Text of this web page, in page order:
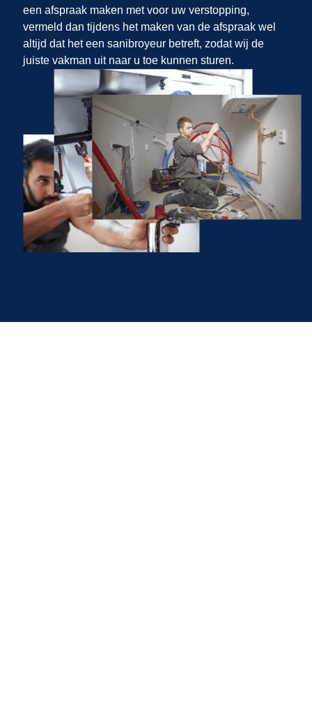
een afspraak maken metvoor uw verstopping,
vermeld dan tijdens het maken van de afspraak wel
altijd dat het een sanibroyeur betreft, zodat wij de
juiste vakman uit naar u toe kunnen sturen.